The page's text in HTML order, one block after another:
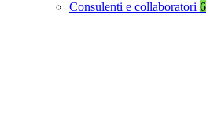
Consulenti e collaboratori 6